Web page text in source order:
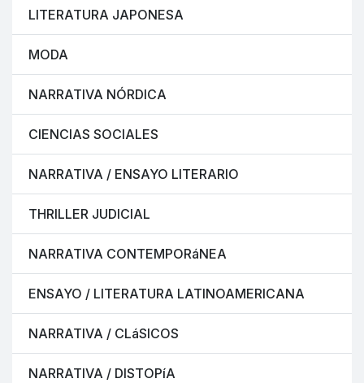
LITERATURA JAPONESA
MODA
NARRATIVA NÓRDICA
CIENCIAS SOCIALES
NARRATIVA / ENSAYO LITERARIO
THRILLER JUDICIAL
NARRATIVA CONTEMPORáNEA
ENSAYO / LITERATURA LATINOAMERICANA
NARRATIVA / CLáSICOS
NARRATIVA / DISTOPíA